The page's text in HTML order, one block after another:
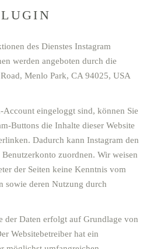
des Dienstes Instagram
werden angeboten durch die
Menlo Park, CA 94025, USA
Account eingeloggt sind, können Sie
Buttons die Inhalte dieser Website
Dadurch kann Instagram den
zuordnen. Wir weisen
der Seiten keine Kenntnis vom
sowie deren Nutzung durch
der Daten erfolgt auf Grundlage von
Websitebetreiber hat ein